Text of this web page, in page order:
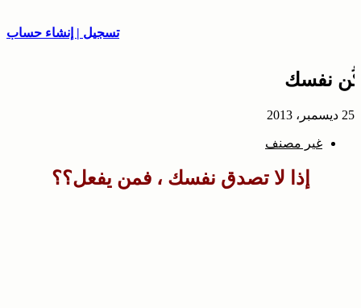
تسجيل | إنشاء حساب
كُن نفسك
25 ديسمبر، 2013
غير مصنف
إذا لا تصدق نفسك ، فمن يفعل؟؟